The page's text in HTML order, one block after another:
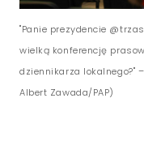
"Panie prezydencie
wielką konferencję
dziennikarza lokalnego?"
Albert Zawada/PAP)